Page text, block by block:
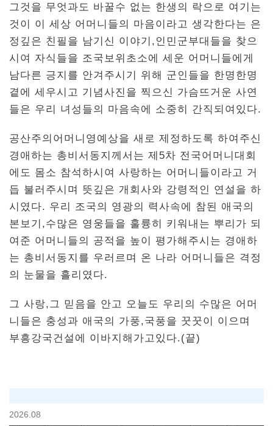
그것을 무엇과도 바꿀수 없는 한생의 락으로 여기는
것이 이 세상 어머니들의 마음이라고 생각한다는 은
정깊은 친필을 남기신 이야기,인민군부대들을 찾으
시여 자식들을 조국보위초소에 세운 어머니들에게
남다른 긍지를 안겨주시기 위해 군인들을 한명한명
곁에 세우시고 기념사진을 찍으신 가슴뜨거운 사연
들은 우리 녀성들의 마음속에 소중히 간직되여있다.
공산주의어머니영예상을 새로 제정하도록 하여주신
경애하는 총비서동지께서는 제5차 전국어머니대회
에도 몸소 참석하시여 사랑하는 어머니들이라고 거
듭 불러주시며 뜻깊은 개회사와 강령적인 연설을 하
시였다. 우리 조국의 영광의 력사속에 참된 애국의
본보기,수많은 영웅들을 훌륭히 키워내는 뿌리가 되
여준 어머니들의 공적을 높이 평가해주시는 경애하
는 총비서동지를 우러르며 온 나라 어머니들은 격정
의 눈물을 흘리였다.
그 사랑,그 믿음을 안고 오늘도 우리의 수많은 어머
니들은 충성과 애국의 가풍,국풍을 꿋꿋이 이으며
부흥강국건설에 이바지해가고있다.(끝)
2026.08